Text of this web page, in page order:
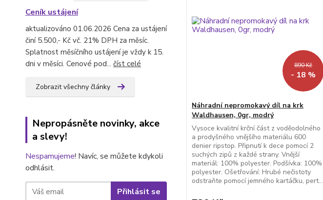
Ceník ustájení
aktualizováno 01.06.2026 Cena za ustájení
činí 5.500,- Kč vč. 21% DPH za měsíc.
Splatnost měsíčního ustájení je vždy k 15.
dni v měsíci. Cenové pod... číst celé
Zobrazit všechny články
Nepropásněte novinky, akce
a slevy!
Nespamujeme! Navíc, se můžete kdykoli
odhlásit.
Přihlásit se
890 Kč
- 18 %
Náhradní nepromokavý díl na krk
Waldhausen, 0gr, modrý
Vysoce kvalitní krční část z voděodolného
a prodyšného vnějšího materiálu 600
denier ripstop. Připnutí k dece pomocí 2
suchých zipů z každé strany. Vnější
materiál: 100% polyester. Podšívka: 100%
polyester. Ošetřování: Hrubé nečistoty
odstraňte pomocí jemného kartáčku, pert...